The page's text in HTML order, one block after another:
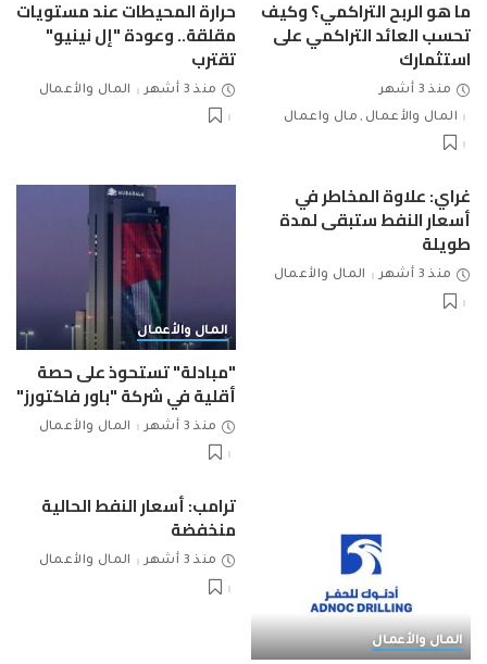
ما هو الربح التراكمي؟ وكيف
تحسب العائد التراكمي على
استثمارك
منذ 3 أشهر
المال والأعمال
مال واعمال
حرارة المحيطات عند مستويات
مقلقة.. وعودة "إل نينيو"
تقترب
منذ 3 أشهر المال والأعمال
غراي: علاوة المخاطر في
أسعار النفط ستبقى لمدة
طويلة
منذ 3 أشهر المال والأعمال
المال والأعمال
"مبادلة" تستحوذ على حصة
أقلية في شركة "باور فاكتورز"
منذ 3 أشهر المال والأعمال
المال والأعمال
ترامب: أسعار النفط الحالية
منخفضة
منذ 3 أشهر المال والأعمال